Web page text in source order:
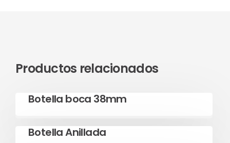
Productos relacionados
Botella boca 38mm
Botella Anillada